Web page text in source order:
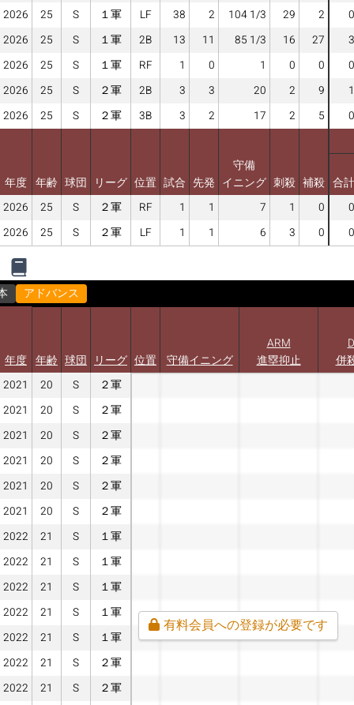
2026 25 S １軍 LF 38 2 104 1/3 29 2
0
2026
25 S １軍 2B 13 11 85 1/3 16 27
3
2026
25 S １軍 RF 1 0 1 0 0
0
2026
25 S ２軍 2B 3 3 20 2 9
1
2026
25 S ２軍 3B 3 2 17 2 5 0
年度 年齢 球団 リーグ 位置 試合 先発
守備
イニング 刺殺 補殺 合計
2026
25 S ２軍 RF 1 1 7 1 0
0
2026
25 S ２軍 LF 1 1 6 3 0 0
アドバンス
年度 年齢 球団 リーグ 位置 守備イニング
ARM
進塁抑止
併
2021
20 S
２軍
2021
20 S
２軍
2021
20 S
２軍
2021
20 S
２軍
2021
20 S
２軍
2021
20 S
２軍
2022
21 S
１軍
2022
21 S
１軍
2022
21 S
１軍
2022
21 S
１軍
2022
21 S
１軍
2022
21 S
２軍
2022
21 S
２軍
有料会員への登録が必要です